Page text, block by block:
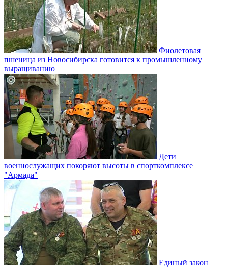
Фиолетовая
пшеница из Новосибирска готовится к промышленному
выращиванию
Дети
военнослужащих покоряют высоты в спорткомплексе
"Армада"
Единый закон